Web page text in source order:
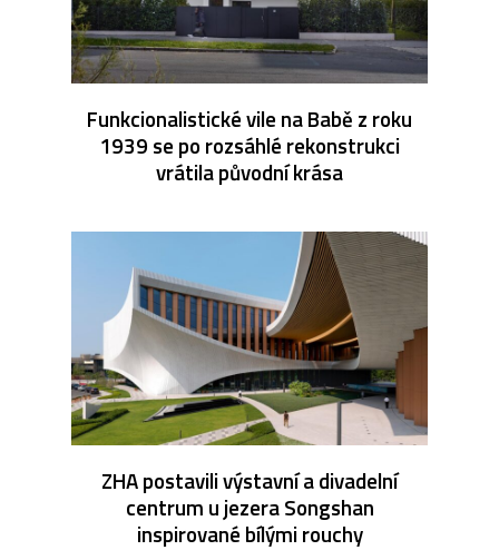
Funkcionalistické vile na Babě z roku
1939 se po rozsáhlé rekonstrukci
vrátila původní krása
ZHA postavili výstavní a divadelní
centrum u jezera Songshan
inspirované bílými rouchy